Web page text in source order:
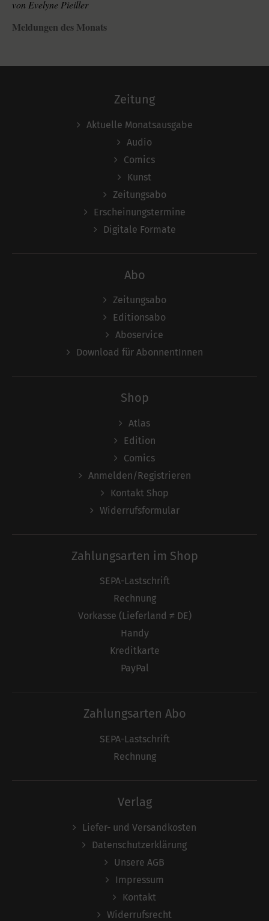
von Evelyne Pieiller
Meldungen des Monats
Zeitung
Aktuelle Monatsausgabe
Audio
Comics
Kunst
Zeitungsabo
Erscheinungstermine
Digitale Formate
Abo
Zeitungsabo
Editionsabo
Aboservice
Download für AbonnentInnen
Shop
Atlas
Edition
Comics
Anmelden/Registrieren
Kontakt Shop
Widerrufsformular
Zahlungsarten im Shop
SEPA-Lastschrift
Rechnung
Vorkasse (Lieferland ≠ DE)
Handy
Kreditkarte
PayPal
Zahlungsarten Abo
SEPA-Lastschrift
Rechnung
Verlag
Liefer- und Versandkosten
Datenschutzerklärung
Unsere AGB
Impressum
Kontakt
Widerrufsrecht